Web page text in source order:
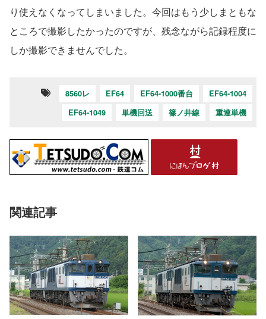
り使えなくなってしまいました。今回はもう少しまともな
ところで撮影したかったのですが、残念ながら記録程度に
しか撮影できませんでした。
8560レ EF64 EF64-1000番台
EF64-1004
EF64-1049
単機回送 篠ノ井線 重連単機
関連記事